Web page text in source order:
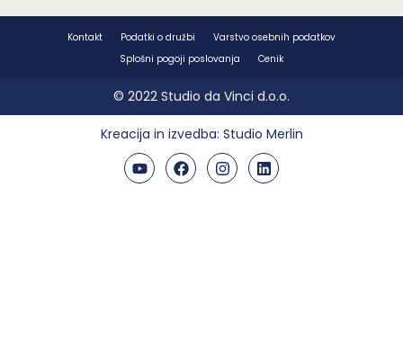
Kontakt Podatki o družbi
Varstvo osebnih podatkov
Splošni pogoji poslovanja
Cenik
© 2022 Studio da Vinci d.o.o.
Kreacija in izvedba: Studio Merlin